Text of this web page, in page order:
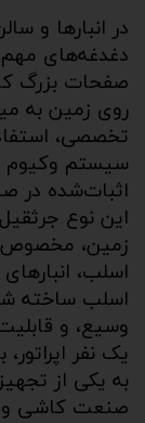
در انبارها و
دغدغه‌های
صفحات بزرگ
روی زمین به
تخصصی،
سیستم وکیوم
اثبات‌شده در
این نوع
زمین، مخصوص
اسلب،
اسلب ساخته
وسیع، و
یک نفر
به یکی از
صنعت کاشی و